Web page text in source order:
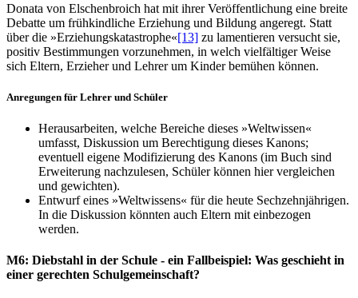
Donata von Elschenbroich hat mit ihrer Veröffentlichung eine breite
Debatte um frühkindliche Erziehung und Bildung angeregt. Statt
über die »Erziehungskatastrophe«[13] zu lamentieren versucht sie,
positiv Bestimmungen vorzunehmen, in welch vielfältiger Weise
sich Eltern, Erzieher und Lehrer um Kinder bemühen können.
Anregungen für Lehrer und Schüler
Herausarbeiten, welche Bereiche dieses »Weltwissen«
umfasst, Diskussion um Berechtigung dieses Kanons;
eventuell eigene Modifizierung des Kanons (im Buch sind
Erweiterung nachzulesen, Schüler können hier vergleichen
und gewichten).
Entwurf eines »Weltwissens« für die heute Sechzehnjährigen.
In die Diskussion könnten auch Eltern mit einbezogen
werden.
M6: Diebstahl in der Schule - ein Fallbeispiel: Was geschieht in
einer gerechten Schulgemeinschaft?